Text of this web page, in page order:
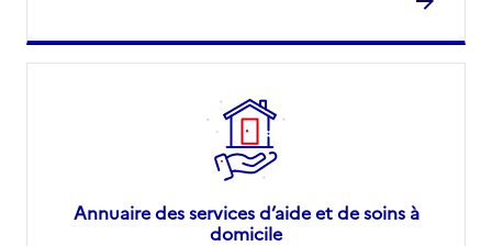
Annuaire des services d’aide et de soins à
domicile